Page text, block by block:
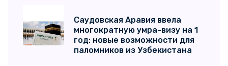
Саудовская Аравия ввела
многократную умра-визу на 1
год: новые возможности для
паломников из Узбекистана